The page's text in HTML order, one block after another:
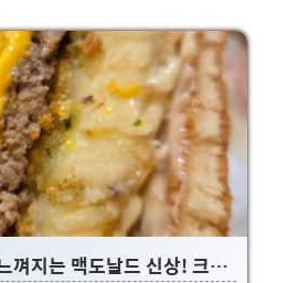
기부도하고...그냥 기분이가 푸근
하는 컬리후라이랑 골드 맥피즈(음
후라이는 살짝 매콤하면서 꼬불꼬
페이커님이 기부하라고 해서 했습
럼 사진으로 맛나봅시다!
연말이 다가오는게 느껴지는 맥도날드 신상! 크리스마스 트러플 치즈버거